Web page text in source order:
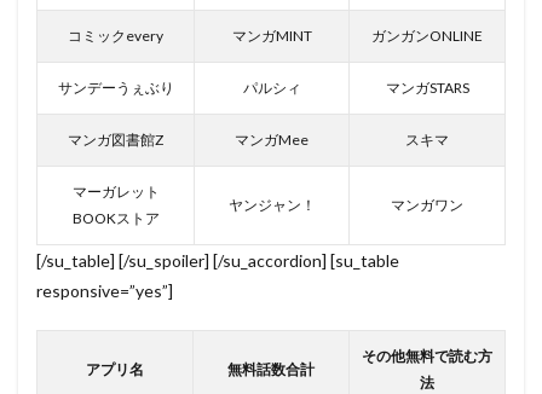
コミックevery マンガMINT ガンガンONLINE
サンデーうぇぶり パルシィ マンガSTARS
マンガ図書館Z マンガMee スキマ
マーガレット
BOOKストア
ヤンジャン！ マンガワン
[/su_table] [/su_spoiler] [/su_accordion] [su_table
responsive=”yes”]
アプリ名 無料話数合計
その他無料で読む方
法